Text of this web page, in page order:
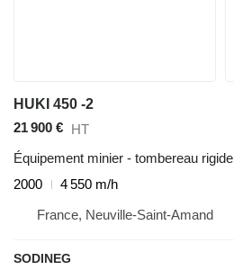
HUKI 450 -2
21 900 € HT
Équipement minier - tombereau rigide
2000
4 550 m/h
France, Neuville-Saint-Amand
SODINEG